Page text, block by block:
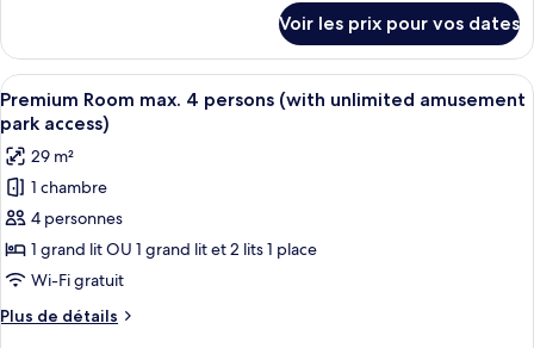
max.
persons
(with
unlimited
amusement
park
access)
le
type
de
chambre
Premium
Room
max.
3
persons
(with
amusement
park
access)
Voir les prix pour vos dates
Afficher
toutes
les
photos
pour
ce
type
de
chambre :
Premium
Une chambre d’hôtel avec deux lits,
5
Premium Room max. 4 persons (with unlimited amusement
park access)
29 m²
1 chambre
4 personnes
1 grand lit OU 1 grand lit et 2 lits 1 place
Wi-Fi gratuit
Plus de détails
Plus